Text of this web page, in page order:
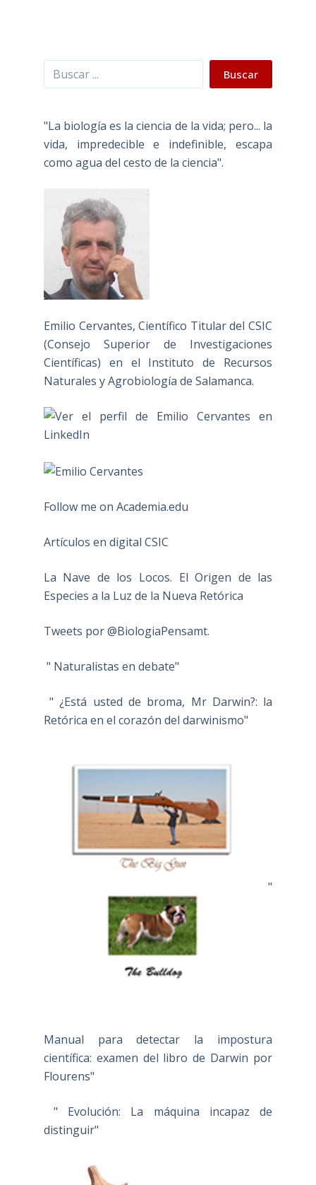
Buscar Buscar
"La biología es la ciencia de la vida; pero... la
vida, impredecible e indefinible, escapa
como agua del cesto de la ciencia".
Emilio Cervantes, Científico Titular del CSIC
(Consejo Superior de Investigaciones
Científicas) en el Instituto de Recursos
Naturales y Agrobiología de Salamanca.
Follow me on Academia.edu
Artículos en digital CSIC
La Nave de los Locos. El Origen de las
Especies a la Luz de la Nueva Retórica
Tweets por @BiologiaPensamt.
" Naturalistas en debate"
" ¿Está usted de broma, Mr Darwin?: la
Retórica en el corazón del darwinismo"
"
Manual para detectar la impostura
científica: examen del libro de Darwin por
Flourens"
" Evolución: La máquina incapaz de
distinguir"